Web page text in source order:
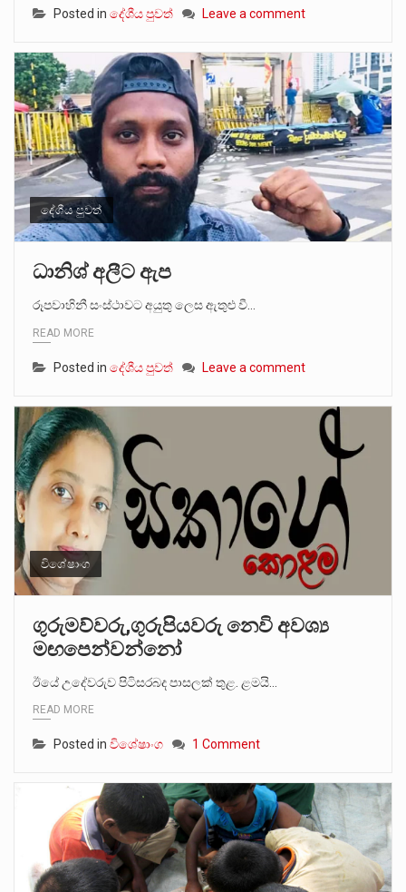
Posted in දේශීය පුවත් Leave a comment
දේශීය පුවත්
ධානිශ් අලීට ඇප
රූපවාහිනී සංස්ථාවට අයුතු ලෙස ඇතුළු වී…
READ MORE
Posted in දේශීය පුවත් Leave a comment
විශේෂාංග
ගුරුමව්වරු,ගුරුපියවරු නෙවි අවශ්‍ය
මඟපෙන්වන්නෝ
ඊයේ උදේවරුව පිටිසරබද පාසලක් තුළ. ළමයි…
READ MORE
Posted in විශේෂාංග 1 Comment